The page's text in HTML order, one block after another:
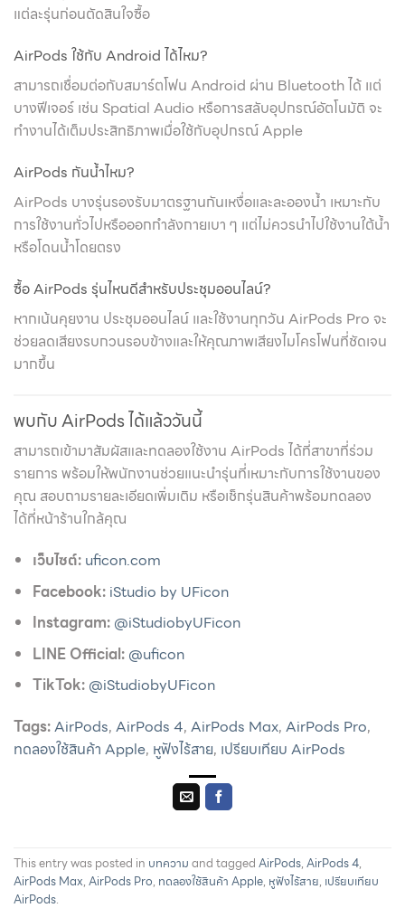
แต่ละรุ่นก่อนตัดสินใจซื้อ
AirPods ใช้กับ Android ได้ไหม?
สามารถเชื่อมต่อกับสมาร์ตโฟน Android ผ่าน Bluetooth ได้ แต่
บางฟีเจอร์ เช่น Spatial Audio หรือการสลับอุปกรณ์อัตโนมัติ จะ
ทำงานได้เต็มประสิทธิภาพเมื่อใช้กับอุปกรณ์ Apple
AirPods กันน้ำไหม?
AirPods บางรุ่นรองรับมาตรฐานกันเหงื่อและละอองน้ำ เหมาะกับ
การใช้งานทั่วไปหรือออกกำลังกายเบา ๆ แต่ไม่ควรนำไปใช้งานใต้น้ำ
หรือโดนน้ำโดยตรง
ซื้อ AirPods รุ่นไหนดีสำหรับประชุมออนไลน์?
หากเน้นคุยงาน ประชุมออนไลน์ และใช้งานทุกวัน AirPods Pro จะ
ช่วยลดเสียงรบกวนรอบข้างและให้คุณภาพเสียงไมโครโฟนที่ชัดเจน
มากขึ้น
พบกับ AirPods ได้แล้ววันนี้
สามารถเข้ามาสัมผัสและทดลองใช้งาน AirPods ได้ที่สาขาที่ร่วม
รายการ พร้อมให้พนักงานช่วยแนะนำรุ่นที่เหมาะกับการใช้งานของ
คุณ สอบถามรายละเอียดเพิ่มเติม หรือเช็กรุ่นสินค้าพร้อมทดลอง
ได้ที่หน้าร้านใกล้คุณ
เว็บไซต์: uficon.com
Facebook: iStudio by UFicon
Instagram: @iStudiobyUFicon
LINE Official: @uficon
TikTok: @iStudiobyUFicon
Tags:AirPods, AirPods 4, AirPods Max, AirPods Pro,
ทดลองใช้สินค้า Apple, หูฟังไร้สาย, เปรียบเทียบ AirPods
This entry was posted in บทความand taggedAirPods,AirPods 4,
AirPods Max,AirPods Pro, ทดลองใช้สินค้า Apple, หูฟังไร้สาย, เปรียบเทียบ
AirPods.